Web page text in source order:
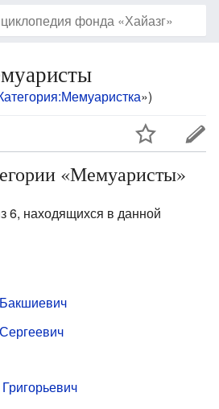
»)
«Мемуаристы»
6, находящихся в данной